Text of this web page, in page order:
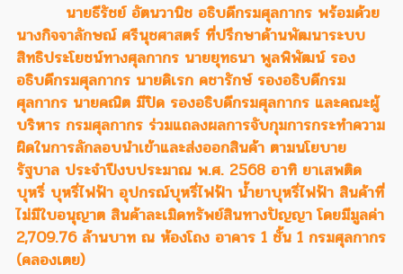
นายธีรัชย์ อัตนวานิช อธิบดีกรมศุลกากร พร้อมด้วย
นางกิจจาลักษณ์ ศรีนุชศาสตร์ ที่ปรึกษาด้านพัฒนาระบบ
สิทธิประโยชน์ทางศุลกากร นายยุทธนา พูลพิพัฒน์ รอง
อธิบดีกรมศุลกากร นายดิเรก คชารักษ์ รองอธิบดีกรม
ศุลกากร นายคณิต มีปิด รองอธิบดีกรมศุลกากร และคณะผู้
บริหาร กรมศุลกากร ร่วมแถลงผลการจับกุมการกระทำความ
ผิดในการลักลอบนำเข้าและส่งออกสินค้า ตามนโยบาย
รัฐบาล ประจำปีงบประมาณ พ.ศ. 2568 อาทิ ยาเสพติด
บุหรี่ บุหรี่ไฟฟ้า อุปกรณ์บุหรี่ไฟฟ้า น้ำยาบุหรี่ไฟฟ้า สินค้าที่
ไม่มีใบอนุญาต สินค้าละเมิดทรัพย์สินทางปัญญา โดยมีมูลค่า
2,709.76 ล้านบาท ณ ห้องโถง อาคาร 1 ชั้น 1 กรมศุลกากร
(คลองเตย)